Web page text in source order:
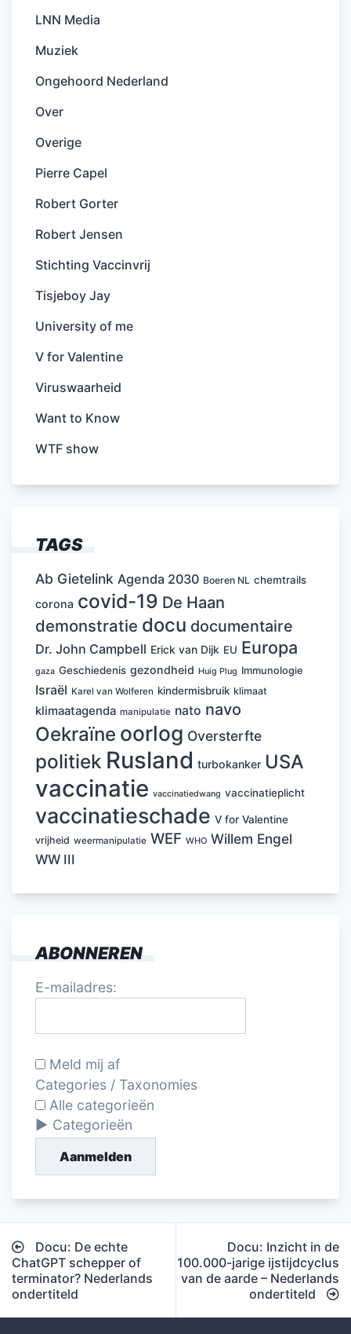
LNN Media
Muziek
Ongehoord Nederland
Over
Overige
Pierre Capel
Robert Gorter
Robert Jensen
Stichting Vaccinvrij
Tisjeboy Jay
University of me
V for Valentine
Viruswaarheid
Want to Know
WTF show
TAGS
Ab Gietelink Agenda 2030 Boeren NL chemtrails
corona covid-19 De Haan
demonstratie docu documentaire
Dr. John Campbell Erick van Dijk EU Europa
gaza Geschiedenis gezondheid Huig Plug Immunologie
Israël Karel van Wolferen kindermisbruik klimaat
klimaatagenda manipulatie nato navo
Oekraïne oorlog Oversterfte
politiek Rusland turbokanker USA
vaccinatie vaccinatiedwang vaccinatieplicht
vaccinatieschade V for Valentine
vrijheid weermanipulatie WEF WHO Willem Engel
WW III
ABONNEREN
E-mailadres:
Meld mij af
Categories / Taxonomies
Alle categorieën
Categorieën
Aanmelden
Bericht
navigatie
Docu: De echte
ChatGPT schepper of
terminator? Nederlands
ondertiteld
Docu: Inzicht in de
100.000-jarige ijstijdcyclus
van de aarde – Nederlands
ondertiteld